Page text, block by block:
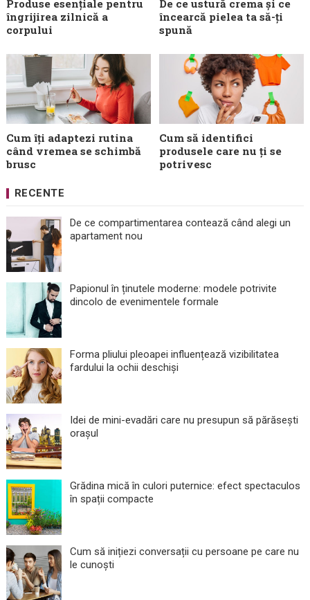
Produse esențiale pentru
îngrijirea zilnică a
corpului
De ce ustură crema și ce
încearcă pielea ta să-ți
spună
Cum îți adaptezi rutina
când vremea se schimbă
brusc
Cum să identifici
produsele care nu ți se
potrivesc
RECENTE
De ce compartimentarea contează când alegi un
apartament nou
Papionul în ținutele moderne: modele potrivite
dincolo de evenimentele formale
Forma pliului pleoapei influențează vizibilitatea
fardului la ochii deschiși
Idei de mini-evadări care nu presupun să părăsești
orașul
Grădina mică în culori puternice: efect spectaculos
în spații compacte
Cum să inițiezi conversații cu persoane pe care nu
le cunoști